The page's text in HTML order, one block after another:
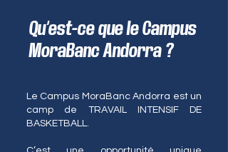
Qu’est-ce que le Campus
MoraBanc Andorra ?
Le Campus MoraBanc Andorra est un
camp de TRAVAIL INTENSIF DE
BASKETBALL.